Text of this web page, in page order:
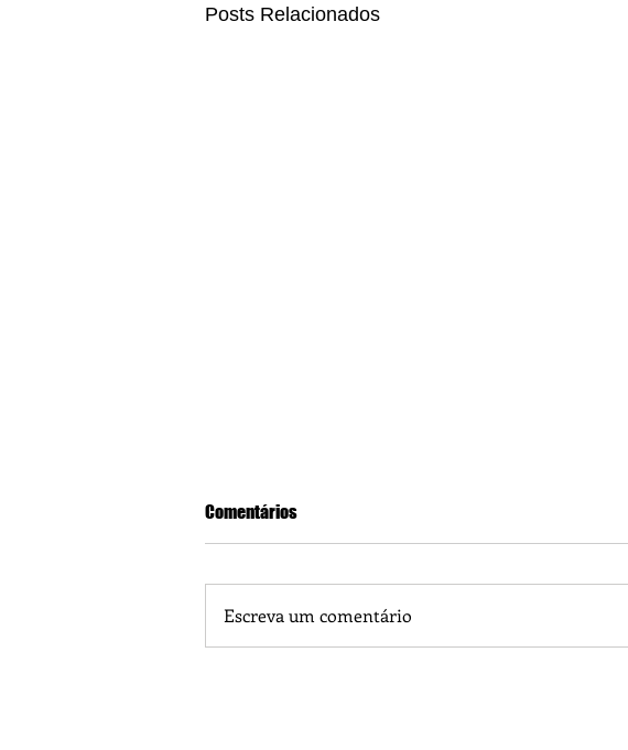
Posts Relacionados
Comentários
Escreva um comentário